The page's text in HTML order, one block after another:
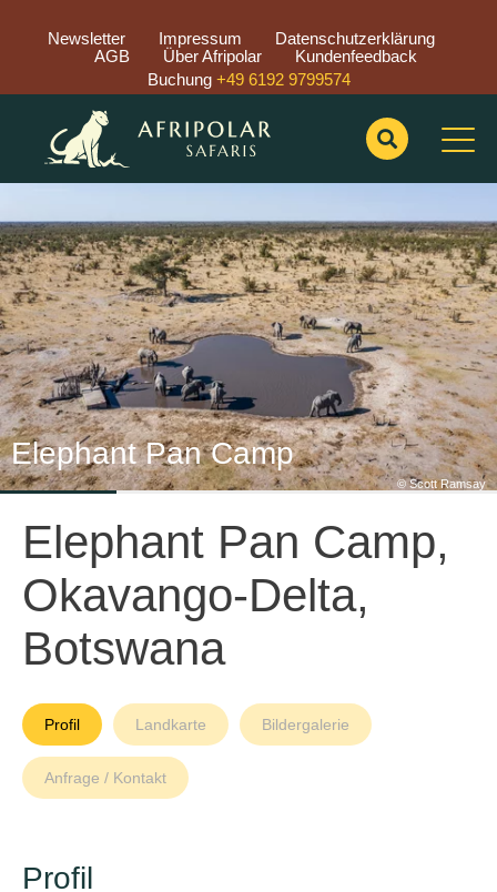
Newsletter Impressum
Datenschutzerklärung
AGB
Über Afripolar
Kundenfeedback
Buchung +49 6192 9799574
Previous
© Scott Ramsay
Elephant Pan Camp
Elephant Pan Camp,
Okavango-Delta,
Botswana
Profil Landkarte Bildergalerie
Anfrage / Kontakt
Profil